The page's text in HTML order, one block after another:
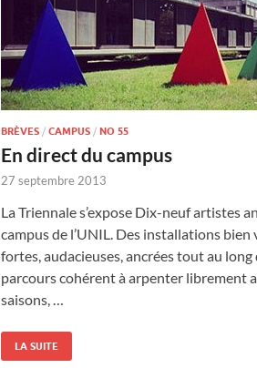
BRÈVES / CAMPUS / NO 55
En direct du campus
27 septembre 2013
La Triennale s’expose Dix-neuf artistes
campus de l’UNIL. Des installations bien
fortes, audacieuses, ancrées tout au long
parcours cohérent à arpenter librement
saisons, …
LA SUITE